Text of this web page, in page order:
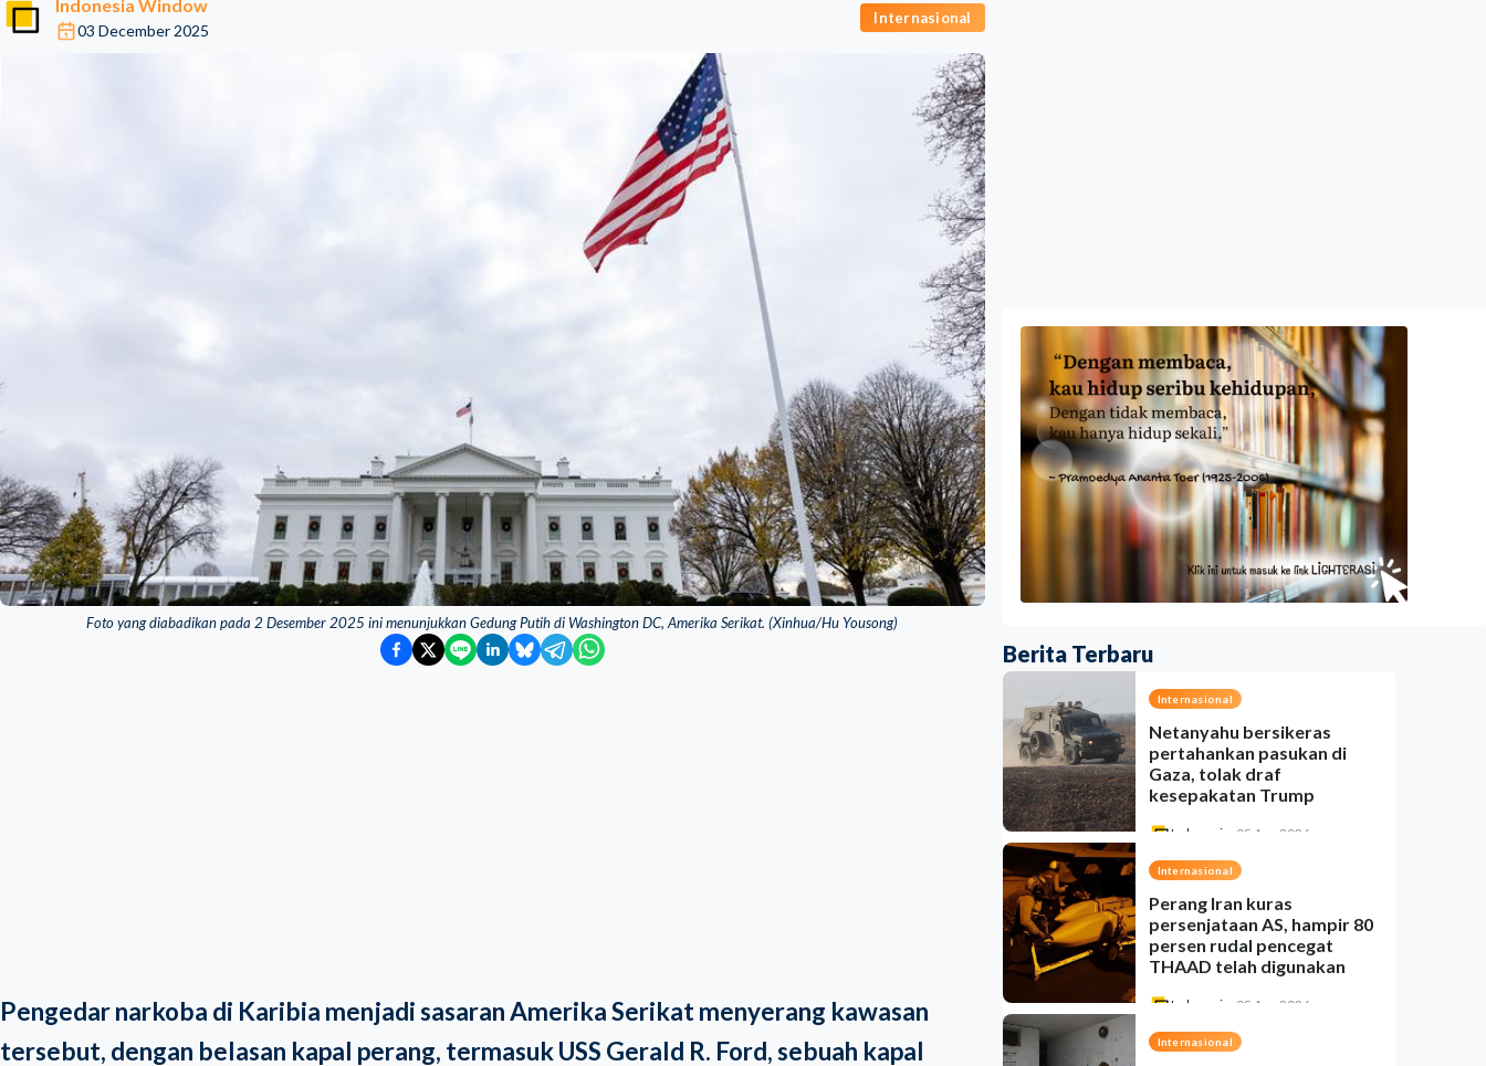
Indonesia Window
03 December 2025
Internasional
Foto yang diabadikan pada 2 Desember 2025 ini menunjukkan Gedung Putih di Washington DC, Amerika Serikat. (Xinhua/Hu Yousong)
Pengedar narkoba di Karibia menjadi sasaran Amerika Serikat menyerang kawasan
tersebut, dengan belasan kapal perang, termasuk USS Gerald R. Ford, sebuah kapal
Berita Terbaru
Internasional
Netanyahu bersikeras
pertahankan pasukan di
Gaza, tolak draf
kesepakatan Trump
Indonesia 05 Aug 2026
Internasional
Perang Iran kuras
persenjataan AS, hampir 80
persen rudal pencegat
THAAD telah digunakan
Indonesia 05 Aug 2026
Internasional